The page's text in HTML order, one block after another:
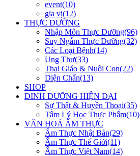
event(10)
gia vị(12)
THỰC DƯỠNG
Nhập Môn Thực Dưỡng(96)
Suy Ngẫm Thực Dưỡng(32)
Các Loại Bệnh(14)
Ung Thư(33)
Thai Giáo & Nuôi Con(22)
Diện Chẩn(13)
SHOP
DINH DƯỠNG HIỆN ĐẠI
Sự Thật & Huyền Thoại(35)
Tâm Lý Học Thực Phẩm(10)
VĂN HOÁ ẨM THỰC
Ẩm Thực Nhật Bản(29)
Ẩm Thực Thế Giới(11)
Ẩm Thực Việt Nam(14)